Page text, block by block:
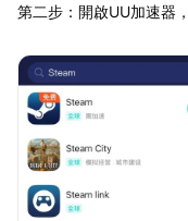
第二步：開啟UU加速器